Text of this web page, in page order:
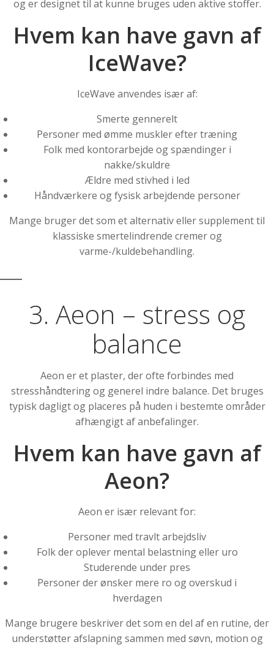
og er designet til at kunne bruges uden aktive stoffer.
Hvem kan have gavn af
IceWave?
IceWave anvendes især af:
Smerte gennerelt
Personer med ømme muskler efter træning
Folk med kontorarbejde og spændinger i
nakke/skuldre
Ældre med stivhed i led
Håndværkere og fysisk arbejdende personer
Mange bruger det som et alternativ eller supplement til
klassiske smertelindrende cremer og
varme-/kuldebehandling.
3. Aeon – stress og
balance
Aeon er et plaster, der ofte forbindes med
stresshåndtering og generel indre balance. Det bruges
typisk dagligt og placeres på huden i bestemte områder
afhængigt af anbefalinger.
Hvem kan have gavn af
Aeon?
Aeon er især relevant for:
Personer med travlt arbejdsliv
Folk der oplever mental belastning eller uro
Studerende under pres
Personer der ønsker mere ro og overskud i
hverdagen
Mange brugere beskriver det som en del af en rutine, der
understøtter afslapning sammen med søvn, motion og